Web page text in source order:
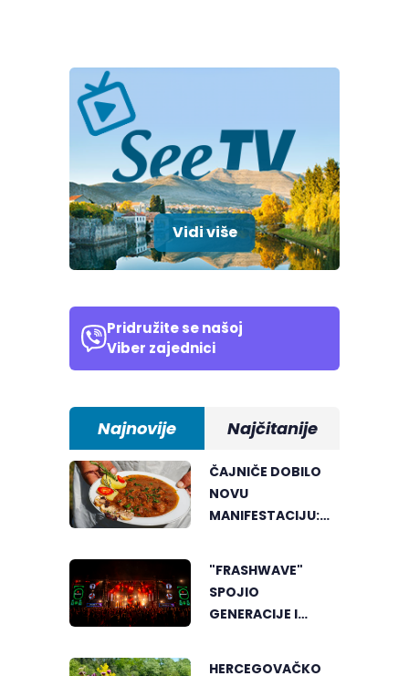
Vidi više
Pridružite se našoj
Viber zajednici
Najnovije Najčitanije
ČAJNIČE DOBILO
NOVU
MANIFESTACIJU:
DOBROG
ZALOGAJA
"FRASHWAVE"
SPOJIO
GENERACIJE I
MALO GDJE NALAZI
HERCEGOVAČKO